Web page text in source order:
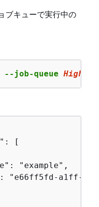
ブキューで実行中の
job-queue
[
"example",
"e66ff5fd-a1ff-